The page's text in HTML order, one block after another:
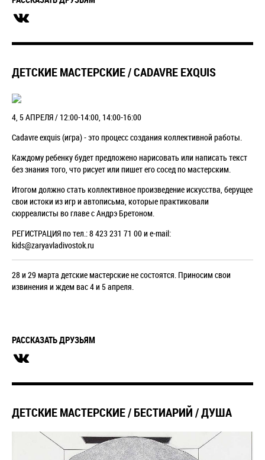
ДЕТСКИЕ МАСТЕРСКИЕ / CADAVRE EXQUIS
4, 5 АПРЕЛЯ / 12:00-14:00, 14:00-16:00
Cadavre exquis (игра) - это процесс создания коллективной работы.
Каждому ребенку будет предложено нарисовать или написать текст
без знания того, что рисует или пишет его сосед по мастерским.
Итогом должно стать коллективное произведение искусства, берущее
свои истоки из игр и автописьма, которые практиковали
сюрреалисты во главе с Андрэ Бретоном.
РЕГИСТРАЦИЯ по тел.: 8 423 231 71 00 и e-mail:
kids@zaryavladivostok.ru
28 и 29 марта детские мастерские не состоятся. Приносим свои
извинения и ждем вас 4 и 5 апреля.
РАССКАЗАТЬ ДРУЗЬЯМ
ДЕТСКИЕ МАСТЕРСКИЕ / БЕСТИАРИЙ / ДУША